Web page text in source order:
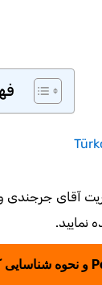
آقای جرجندی و
نمایید.